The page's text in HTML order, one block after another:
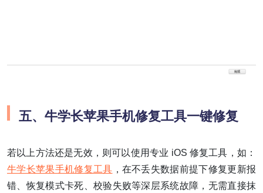
五、 牛学长苹果手机修复工具一键修复
若以上方法还是无效，则可以使用专业 iOS 修复工具，如：
牛学长苹果手机修复工具 ，在不丢失数据前提下修复更新报
错、恢复模式卡死、校验失败等深层系统故障，无需直接抹